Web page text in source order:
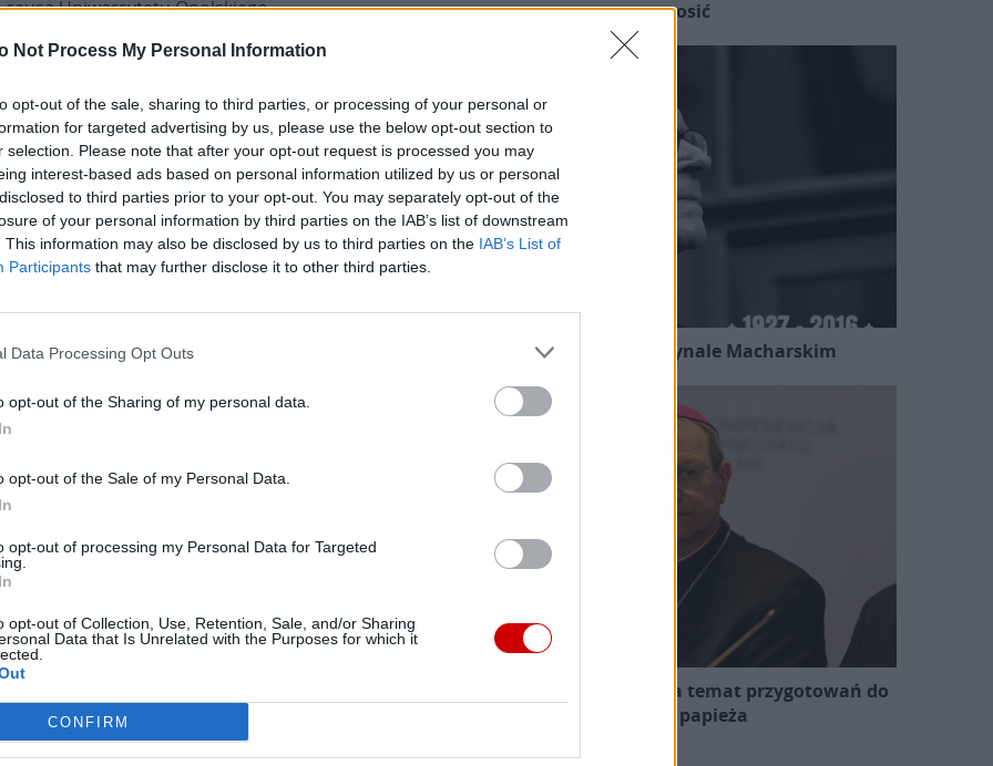
Not Process My Personal Information
opt-out of the sale, sharing to third parties, or processing of your personal or
for targeted advertising by us, please use the below opt-out section to
selection. Please note that after your opt-out request is processed you may
interest-based ads based on personal information utilized by us or personal
to third parties prior to your opt-out. You may separately opt-out of the
of your personal information by third parties on the IAB’s list of downstream
This information may also be disclosed by us to third parties on the IAB’s List of
Participants that may further disclose it to other third parties.
Data Processing Opt Outs
opt-out of the Sharing of my personal data.
opt-out of the Sale of my Personal Data.
opt-out of processing my Personal Data for Targeted
opt-out of Collection, Use, Retention, Sale, and/or Sharing
Data that Is Unrelated with the Purposes for which it
CONFIRM
Uniwersytetu Opolskiego.
tu dla Ciebie!
z życia Kościoła w Polsce i na świecie.
będzie coraz trudniejsze.
za pośrednictwem serwisu Patronite.
Więcej informacji znajdziesz
RÓŻANIEC
znosić
Kard. Ryś o kardynale Macharskim
Przewodniczący KEP na temat przygotowań do
wizyty papieża